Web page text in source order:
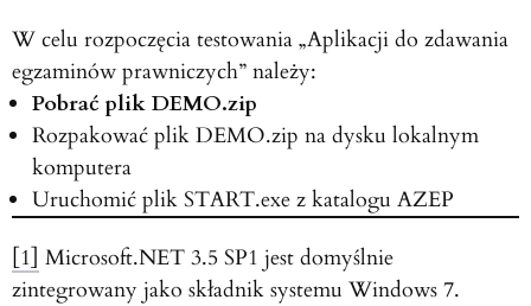
W celu rozpoczęcia testowania „Aplikacji do zdawania
egzaminów prawniczych” należy:
Pobrać plik DEMO.zip
Rozpakować plik DEMO.zip na dysku lokalnym
komputera
Uruchomić plik START.exe z katalogu AZEP
[1] Microsoft.NET 3.5 SP1 jest domyślnie
zintegrowany jako składnik systemu Windows 7.